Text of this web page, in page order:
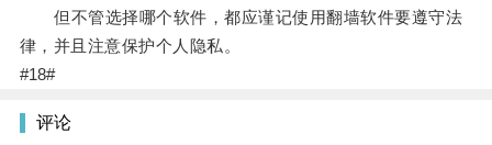
但不管选择哪个软件，都应谨记使用翻墙软件要遵守法
律，并且注意保护个人隐私。
#18#
评论